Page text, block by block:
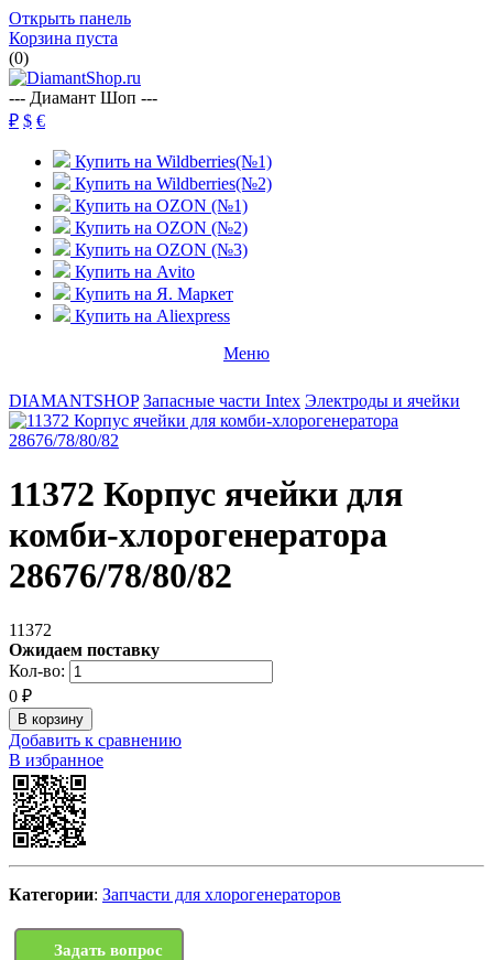
Открыть панель
Корзина пуста
(0)
--- Диамант Шоп ---
₽ $ €
Купить на Wildberries(№1)
Купить на Wildberries(№2)
Купить на OZON (№1)
Купить на OZON (№2)
Купить на OZON (№3)
Купить на Avito
Купить на Я. Маркет
Купить на Aliexpress
Меню
DIAMANTSHOP Запасные части Intex Электроды и ячейки
11372 Корпус ячейки для
комби-хлорогенератора
28676/78/80/82
11372
Ожидаем поставку
Кол-во:
0 ₽
Добавить к сравнению
В избранное
Категории: Запчасти для хлорогенераторов
Задать вопрос